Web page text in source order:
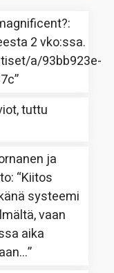
:
2 vko:ssa.
a/93bb923e-
”
tuttu
ja
: “Kiitos
systeemi
vaan
aika
”